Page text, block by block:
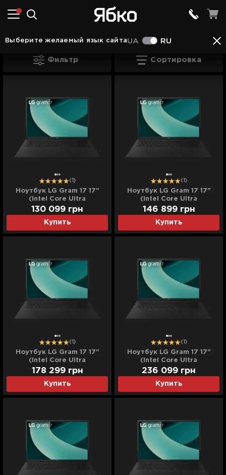
Выберите желаемый язык сайтаUA RU
Ноутбуки в Хусті Ноутбуки LG в Хусті
Ноутбуки LG в Хусті
Фильтр Сортировка
(1)
Ноутбук LG Gram 17 17"
(Intel Core Ultra
9/32GB/2TB (SSD)/Intel
Arc) (17Z90TL-H.AUB9U1)
(Standard)
Купить
130 099 грн
(1)
Ноутбук LG Gram 17 17"
(Intel Core Ultra
9/32GB/4TB (SSD)/Intel
Arc) (17Z90TL-H.AUB9U2)
(Standard)
Купить
146 899 грн
(1)
Ноутбук LG Gram 17 17"
(Intel Core Ultra
9/32GB/8TB (SSD)/Intel
Arc) (17Z90TL-H.AUB9U3)
(Standard)
Купить
178 299 грн
(1)
Ноутбук LG Gram 17 17"
(Intel Core Ultra
9/32GB/16TB (SSD)/Intel
Arc) (17Z90TL-H.AUB9U4)
(Standard)
Купить
236 099 грн